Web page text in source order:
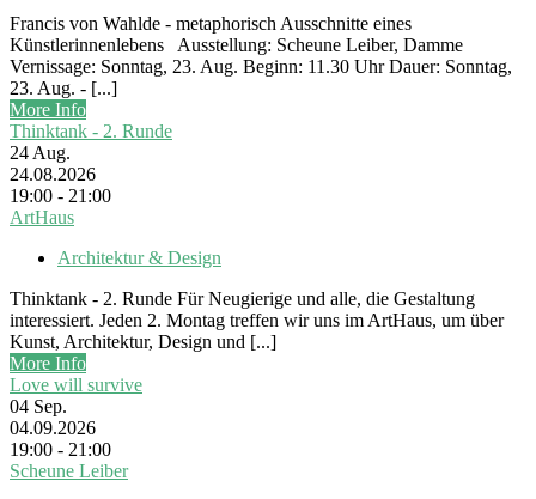
Francis von Wahlde - metaphorisch Ausschnitte eines
Künstlerinnenlebens Ausstellung: Scheune Leiber, Damme
Vernissage: Sonntag, 23. Aug. Beginn: 11.30 Uhr Dauer: Sonntag,
23. Aug. - [...]
More Info
Thinktank - 2. Runde
24 Aug.
24.08.2026
19:00 - 21:00
ArtHaus
Architektur & Design
Thinktank - 2. Runde Für Neugierige und alle, die Gestaltung
interessiert. Jeden 2. Montag treffen wir uns im ArtHaus, um über
Kunst, Architektur, Design und [...]
More Info
Love will survive
04 Sep.
04.09.2026
19:00 - 21:00
Scheune Leiber